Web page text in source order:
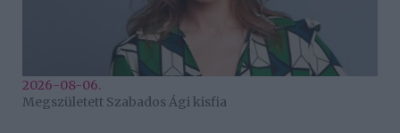
2026-08-06.
Megszületett Szabados Ági kisfia